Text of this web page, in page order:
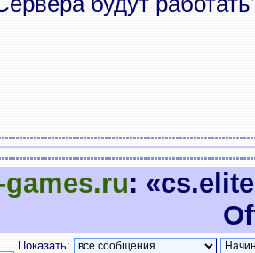
:
Показать: